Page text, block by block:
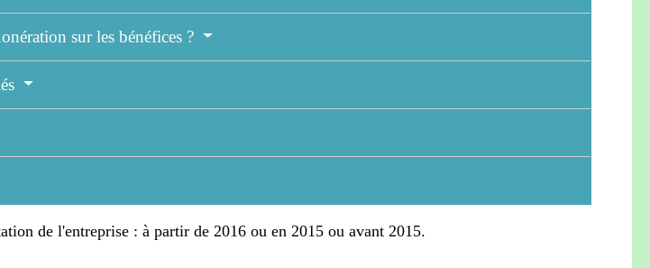
sur les bénéfices ?
de l'entreprise : à partir de 2016 ou en 2015 ou avant 2015.